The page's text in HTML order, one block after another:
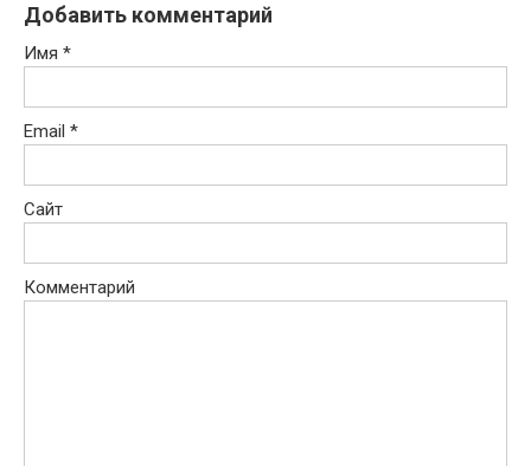
Добавить комментарий
Имя *
Email *
Сайт
Комментарий